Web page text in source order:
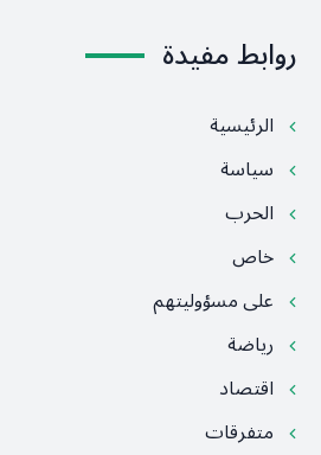
روابط مفيدة
الرئيسية
سياسة
الحرب
خاص
على مسؤوليتهم
رياضة
اقتصاد
متفرقات